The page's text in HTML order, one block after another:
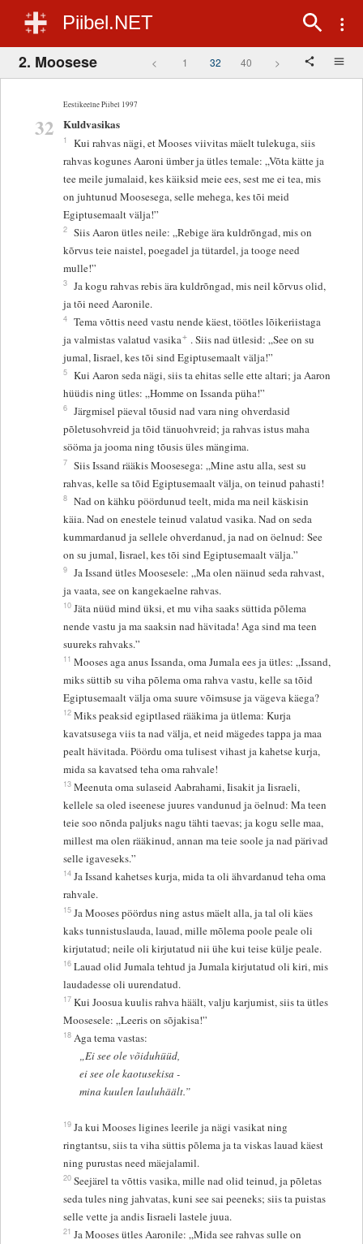
Piibel.NET
2. Moosese < 1 32 40 >
Eestikeelne Piibel 1997
32 Kuldvasikas
1
Kui rahvas nägi, et Mooses viivitas mäelt tulekuga, siis
rahvas kogunes Aaroni ümber ja ütles temale: „Võta kätte ja
tee meile jumalaid, kes käiksid meie ees, sest me ei tea, mis
on juhtunud Moosesega, selle mehega, kes tõi meid
Egiptusemaalt välja!”
2 Siis Aaron ütles neile: „Rebige ära kuldrõngad, mis on
kõrvus teie naistel, poegadel ja tütardel, ja tooge need
mulle!”
3 Ja kogu rahvas rebis ära kuldrõngad, mis neil kõrvus olid,
ja tõi need Aaronile.
4 Tema võttis need vastu nende käest, töötles lõikeriistaga
ja valmistas valatud vasika+ . Siis nad ütlesid: „See on su
jumal, Iisrael, kes tõi sind Egiptusemaalt välja!”
5 Kui Aaron seda nägi, siis ta ehitas selle ette altari; ja Aaron
hüüdis ning ütles: „Homme on Issanda püha!”
6 Järgmisel päeval tõusid nad vara ning ohverdasid
põletusohvreid ja tõid tänuohvreid; ja rahvas istus maha
sööma ja jooma ning tõusis üles mängima.
7 Siis Issand rääkis Moosesega: „Mine astu alla, sest su
rahvas, kelle sa tõid Egiptusemaalt välja, on teinud pahasti!
8 Nad on kähku pöördunud teelt, mida ma neil käskisin
käia. Nad on enestele teinud valatud vasika. Nad on seda
kummardanud ja sellele ohverdanud, ja nad on öelnud: See
on su jumal, Iisrael, kes tõi sind Egiptusemaalt välja.”
9 Ja Issand ütles Moosesele: „Ma olen näinud seda rahvast,
ja vaata, see on kangekaelne rahvas.
10 Jäta nüüd mind üksi, et mu viha saaks süttida põlema
nende vastu ja ma saaksin nad hävitada! Aga sind ma teen
suureks rahvaks.”
11 Mooses aga anus Issanda, oma Jumala ees ja ütles: „Issand,
miks süttib su viha põlema oma rahva vastu, kelle sa tõid
Egiptusemaalt välja oma suure võimsuse ja vägeva käega?
12 Miks peaksid egiptlased rääkima ja ütlema: Kurja
kavatsusega viis ta nad välja, et neid mägedes tappa ja maa
pealt hävitada. Pöördu oma tulisest vihast ja kahetse kurja,
mida sa kavatsed teha oma rahvale!
13 Meenuta oma sulaseid Aabrahami, Iisakit ja Iisraeli,
kellele sa oled iseenese juures vandunud ja öelnud: Ma teen
teie soo nõnda paljuks nagu tähti taevas; ja kogu selle maa,
millest ma olen rääkinud, annan ma teie soole ja nad pärivad
selle igaveseks.”
14 Ja Issand kahetses kurja, mida ta oli ähvardanud teha oma
rahvale.
15 Ja Mooses pöördus ning astus mäelt alla, ja tal oli käes
kaks tunnistuslauda, lauad, mille mõlema poole peale oli
kirjutatud; neile oli kirjutatud nii ühe kui teise külje peale.
16 Lauad olid Jumala tehtud ja Jumala kirjutatud oli kiri, mis
laudadesse oli uurendatud.
17 Kui Joosua kuulis rahva häält, valju karjumist, siis ta ütles
Moosesele: „Leeris on sõjakisa!”
18 Aga tema vastas:
„Ei see ole võiduhüüd,
ei see ole kaotusekisa -
mina kuulen lauluhäält.”
19 Ja kui Mooses ligines leerile ja nägi vasikat ning
ringtantsu, siis ta viha süttis põlema ja ta viskas lauad käest
ning purustas need mäejalamil.
20 Seejärel ta võttis vasika, mille nad olid teinud, ja põletas
seda tules ning jahvatas, kuni see sai peeneks; siis ta puistas
selle vette ja andis Iisraeli lastele juua.
21 Ja Mooses ütles Aaronile: „Mida see rahvas sulle on